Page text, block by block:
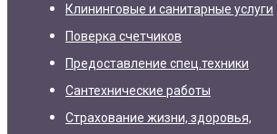
Клининговые и санитарные услуги
Поверка счетчиков
Предоставление спец.техники
Сантехнические работы
Страхование жизни, здоровья,